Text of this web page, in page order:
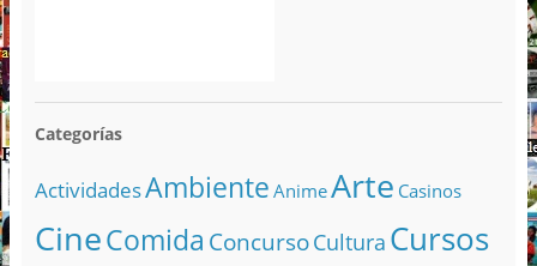
Categorías
ActividadesAmbiente AnimeArte Casinos
CineComida ConcursoCultura Cursos